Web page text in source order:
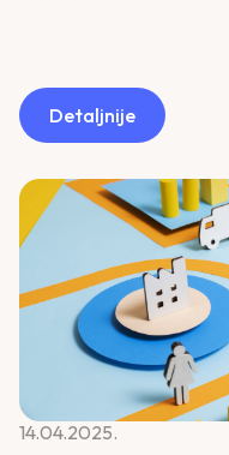
Detaljnije
14.04.2025.